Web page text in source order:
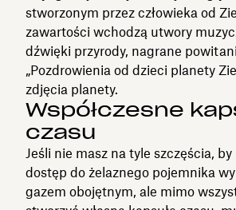
stworzonym przez człowieka od
zawartości wchodzą utwory
dźwięki przyrody, nagrane
„Pozdrowienia od dzieci planety
zdjęcia planety.
Współczesne
czasu
Jeśli nie masz na tyle szczęścia, by
dostęp do żelaznego pojemnika
gazem obojętnym, ale mimo